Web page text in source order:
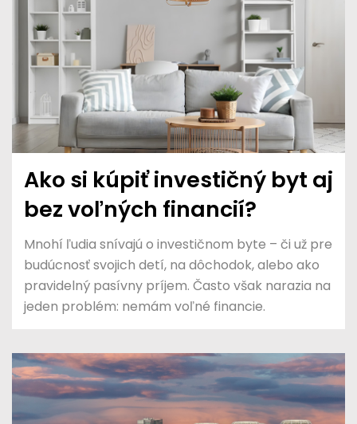
Ako si kúpiť investičný byt aj
bez voľných financií?
Mnohí ľudia snívajú o investičnom byte – či už pre
budúcnosť svojich detí, na dôchodok, alebo ako
pravidelný pasívny príjem. Často však narazia na
jeden problém: nemám voľné financie.